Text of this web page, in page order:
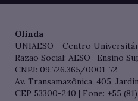
Olinda
UNIAESO - Centro
Razão Social: AESO- Ensino
CNPJ: 09.726.365/0001-72
Av. Transamazônica, 405,
CEP 53300-240 | Fone: +55